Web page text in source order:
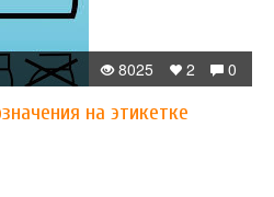
0
2
8025
на этикетке